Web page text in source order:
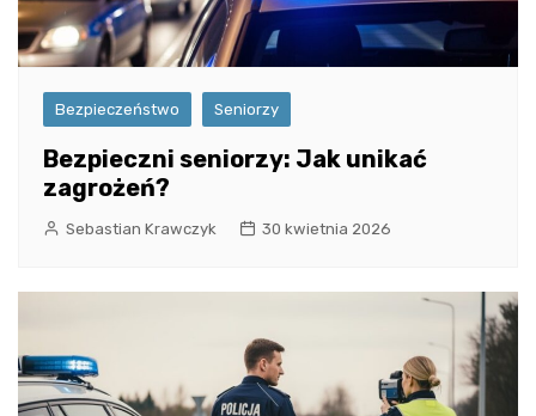
Bezpieczeństwo Seniorzy
Bezpieczni seniorzy: Jak unikać
zagrożeń?
Sebastian Krawczyk 30 kwietnia 2026